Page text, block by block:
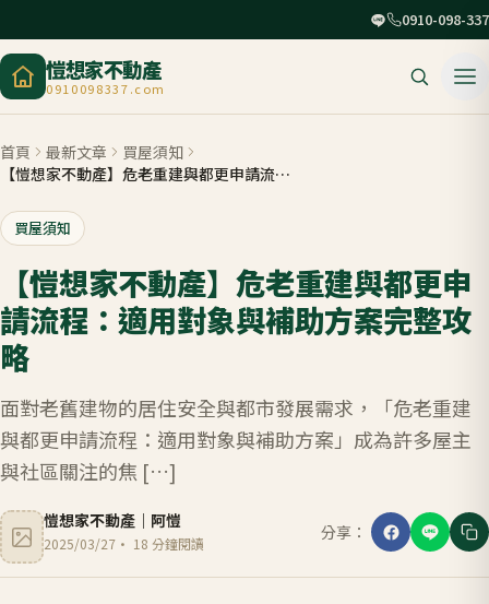
0910-098-337
愷想家不動產
0910098337.com
首頁 最新文章
買屋須知
【愷想家不動產】危老重建與都更申請流程：適用對象與補助方案完整攻略
買屋須知
【愷想家不動產】危老重建與都更申
請流程：適用對象與補助方案完整攻
略
面對老舊建物的居住安全與都市發展需求，「危老重建
與都更申請流程：適用對象與補助方案」成為許多屋主
與社區關注的焦 […]
愷想家不動產 ｜ 阿愷
2025/03/27 · 18 分鐘閱讀
分享：